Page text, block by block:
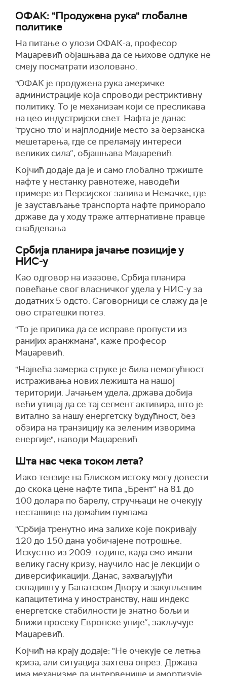
ОФАК: "Продужена рука" глобалне
политике
На питање о улози ОФАК-а, професор
Маџаревић објашњава да се њихове одлуке не
смеју посматрати изоловано.
"ОФАК је продужена рука америчке
администрације која спроводи рестриктивну
политику. То је механизам који се пресликава
на цео индустријски свет. Нафта је данас
'трусно тло' и најплодније место за берзанска
мешетарења, где се преламају интереси
великих сила“, објашњава Маџаревић.
Којчић додаје да је и само глобално тржиште
нафте у нестанку равнотеже, наводећи
примере из Персијског залива и Немачке, где
је заустављање транспорта нафте приморало
државе да у ходу траже алтернативне правце
снабдевања.
Србија планира јачање позиције у
НИС-у
Као одговор на изазове, Србија планира
повећање свог власничког удела у НИС-у за
додатних 5 одсто. Саговорници се слажу да је
ово стратешки потез.
"То је прилика да се исправе пропусти из
ранијих аранжмана“, каже професор
Маџаревић.
"Највећа замерка струке је била немогућност
истраживања нових лежишта на нашој
територији. Јачањем удела, држава добија
већи утицај да се тај сегмент активира, што је
витално за нашу енергетску будућност, без
обзира на транзицију ка зеленим изворима
енергије", наводи Маџаревић.
Шта нас чека током лета?
Иако тензије на Блиском истоку могу довести
до скока цене нафте типа „Брент“ на 81 до
100 долара по барелу, стручњаци не очекују
несташице на домаћим пумпама.
"Србија тренутно има залихе које покривају
120 до 150 дана уобичајене потрошње.
Искуство из 2009. године, када смо имали
велику гасну кризу, научило нас је лекцији о
диверсификацији. Данас, захваљујући
складишту у Банатском Двору и закупљеним
капацитетима у иностранству, наш индекс
енергетске стабилности је знатно бољи и
ближи просеку Европске уније“, закључује
Маџаревић.
Којчић на крају додаје: "Не очекује се летња
криза, али ситуација захтева опрез. Држава
има механизме да интервенише и амортизује